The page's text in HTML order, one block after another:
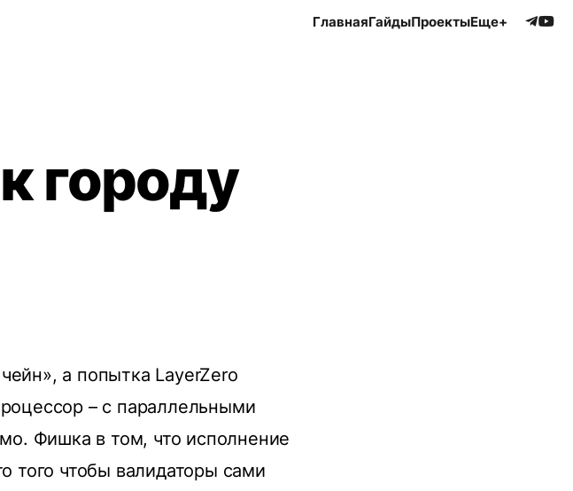
ГлавнаяГайдыПроектыЕще+
городу
а попытка LayerZero
– с параллельными
Фишка в том, что исполнение
того чтобы валидаторы сами